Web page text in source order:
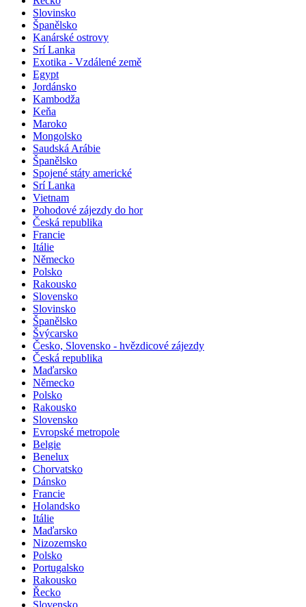
Slovinsko
Španělsko
Kanárské ostrovy
Srí Lanka
Exotika - Vzdálené země
Egypt
Jordánsko
Kambodža
Keňa
Maroko
Mongolsko
Saudská Arábie
Španělsko
Spojené státy americké
Srí Lanka
Vietnam
Pohodové zájezdy do hor
Česká republika
Francie
Itálie
Německo
Polsko
Rakousko
Slovensko
Slovinsko
Španělsko
Švýcarsko
Česko, Slovensko - hvězdicové zájezdy
Česká republika
Maďarsko
Německo
Polsko
Rakousko
Slovensko
Evropské metropole
Belgie
Benelux
Chorvatsko
Dánsko
Francie
Holandsko
Itálie
Maďarsko
Nizozemsko
Polsko
Portugalsko
Rakousko
Řecko
Slovensko